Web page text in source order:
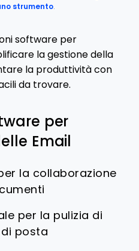
strumento.
software per
la gestione della
la produttività con
da trovare.
per
Email
la collaborazione
per la pulizia di
posta